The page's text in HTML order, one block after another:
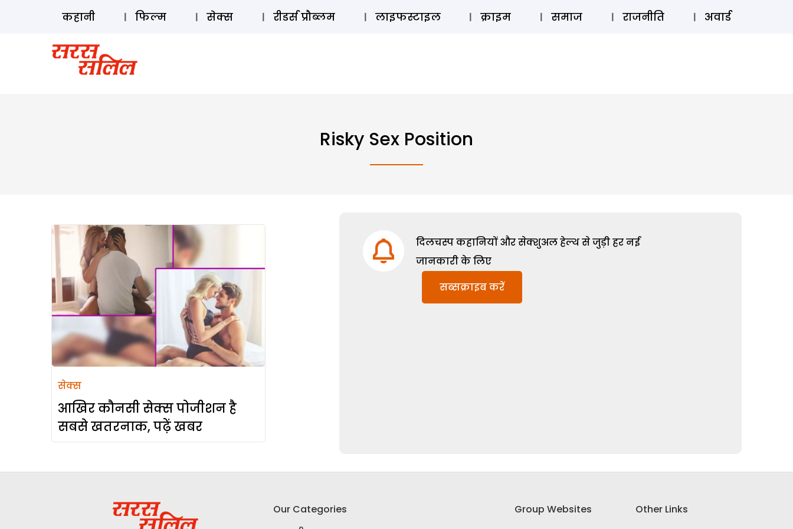
ऑडियो स्टोरी लॉग इन ⚲ SUBSCRIBE
कहानी फिल्म सेक्स रीडर्स प्रौब्लम लाइफस्टाइल क्राइम समाज राजनीति अवार्ड
Risky Sex Position
सेक्स
आखिर कौनसी सेक्स पोजीशन है
सबसे खतरनाक, पढ़ें खबर
दिलचस्प कहानियों और सेक्शुअल हेल्थ से जुड़ी हर नई
जानकारी के लिए
सब्सक्राइब करें
Our Categories
Group Websites
Other Links